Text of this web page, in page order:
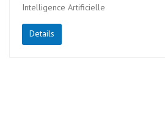
Intelligence Artificielle
Details